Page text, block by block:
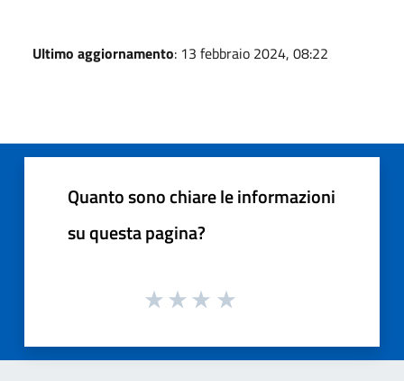
Ultimo aggiornamento: 13 febbraio 2024, 08:22
Quanto sono chiare le informazioni
su questa pagina?